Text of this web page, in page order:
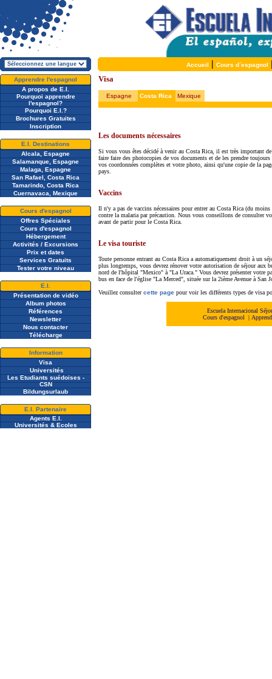
Accueil | Cours d´espagnol
Apprendre l'espagnol
A propos de E.I.
Pourquoi apprendre
l'espagnol?
Pourquoi E.I.?
Brochures Gratuites
Inscription
E.I. Destinations
Alcala, Espagne
Salamanque, Espagne
Malaga, Espagne
San Rafael, Costa Rica
Tamarindo, Costa Rica
Cuernavaca, Mexique
Cours d'espagnol
Offres Spéciales
Cours d'espagnol
Hébergement
Activités / Excursions
Prix et dates
Services Gratuits
Tester votre niveau
E.I.
Présentation de vidéo
Album photos
Références
Newsletter
Nous contacter
Télécharge
Information
Visa
Universités
Les Etudiants suédoises -
CSN
Bildungsurlaub
E.I. Partenaire
Agents E.I.
Universités & Ecoles
Visa
Espagne Costa Rica Mexique
Les documents nécessaires
Si vous vous êtes décidé à venir au Costa Rica, il est très important
faire faire des photocopies de vos documents et de les prendre
vos coordonnées complètes et votre photo, ainsi qu'une copie de la
pays.
Vaccins
Il n'y a pas de vaccins nécessaires pour entrer au Costa Rica (du
contre la malaria par précaution. Nous vous conseillons de consulter
avant de partir pour le Costa Rica.
Le visa touriste
Toute personne entrant au Costa Rica a automatiquement droit à un
plus longtemps, vous devrez rénover votre autorisation de séjour aux
nord de l'hôpital "Mexico" à "La Uraca." Vous devrez présenter votre
bus en face de l'église "La Merced", située sur la 2ième Avenue à San
Veuillez consultercette page pour voir les différents types de visa
Escuela Internacional
Cours d'espagnol
|